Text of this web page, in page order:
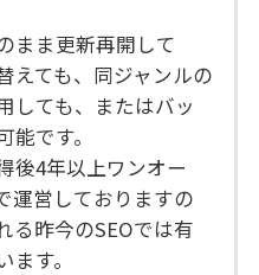
まま更新再開して
えても、同ジャンルの
しても、またはバッ
です。
後4年以上ワンオー
運営しておりますの
る昨今のSEOでは有
す。